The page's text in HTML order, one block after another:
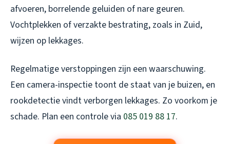
afvoeren, borrelende geluiden of nare geuren.
Vochtplekken of verzakte bestrating, zoals in Zuid,
wijzen op lekkages.
Regelmatige verstoppingen zijn een waarschuwing.
Een camera-inspectie toont de staat van je buizen, en
rookdetectie vindt verborgen lekkages. Zo voorkom je
schade. Plan een controle via 085 019 88 17.